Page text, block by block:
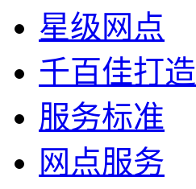
星级网点
千百佳打造
服务标准
网点服务